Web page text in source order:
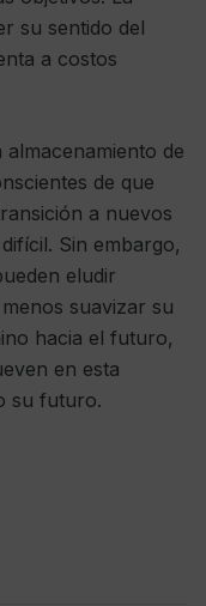
su sentido del
a costos
de
de que
a nuevos
Sin embargo,
eludir
suavizar su
hacia el futuro,
en esta
su futuro.